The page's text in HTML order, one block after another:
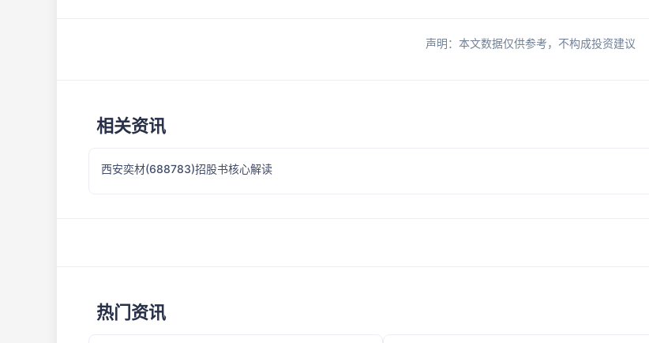
声明： 本文数据仅供参考，不构成投资建议
相关资讯
西安奕材(688783)招股书核心解读
热门资讯